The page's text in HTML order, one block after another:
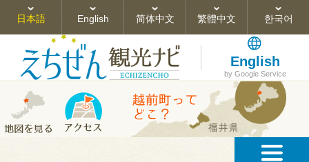
日本語 English 简体中文 繁體中文 한국어
English
by Google Service